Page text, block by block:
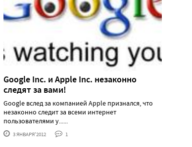
Google Inc. и Apple Inc. незаконно
следят за вами!
Google вслед за компанией Apple признался, что
незаконно следит за всеми интернет
пользователями у......
3 ЯНВАРЯ'2012 1